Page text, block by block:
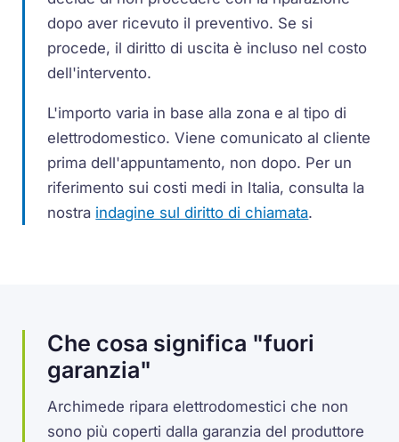
dopo aver ricevuto il preventivo. Se si
procede, il diritto di uscita è incluso nel costo
dell'intervento.
L'importo varia in base alla zona e al tipo di
elettrodomestico. Viene comunicato al cliente
prima dell'appuntamento, non dopo. Per un
riferimento sui costi medi in Italia, consulta la
nostra indagine sul diritto di chiamata.
Che cosa significa "fuori
garanzia"
Archimede ripara elettrodomestici che non
sono più coperti dalla garanzia del produttore